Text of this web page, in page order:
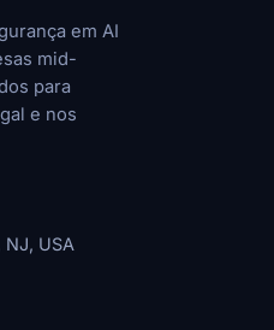
em AI
mid-
para
e nos
NJ, USA